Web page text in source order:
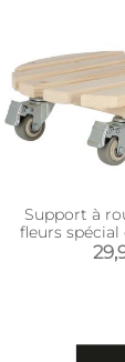
Support à
fleurs